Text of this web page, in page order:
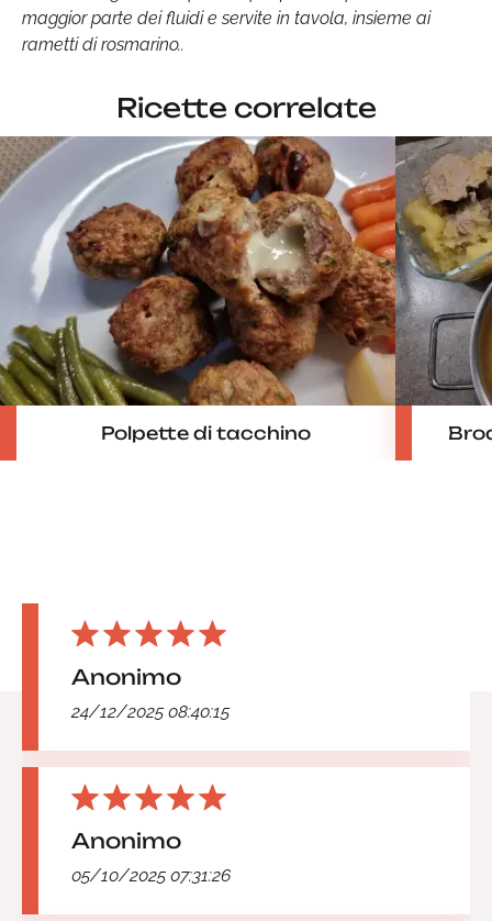
maggior parte dei fluidi e servite in tavola, insieme ai
rametti di rosmarino..
Ricette correlate
Polpette di tacchino
Anonimo
24/12/2025 08:40:15
Anonimo
05/10/2025 07:31:26